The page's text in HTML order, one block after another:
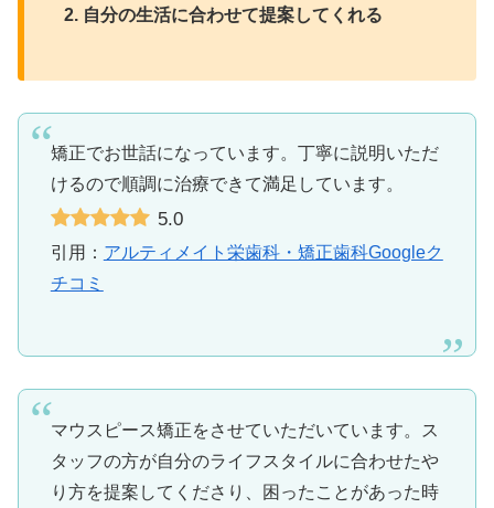
自分の生活に合わせて提案してくれる
矯正でお世話になっています。丁寧に説明いただ
けるので順調に治療できて満足しています。
5.0
引用： アルティメイト栄歯科・矯正歯科Googleク
チコミ
マウスピース矯正をさせていただいています。ス
タッフの方が自分のライフスタイルに合わせたや
り方を提案してくださり、困ったことがあった時